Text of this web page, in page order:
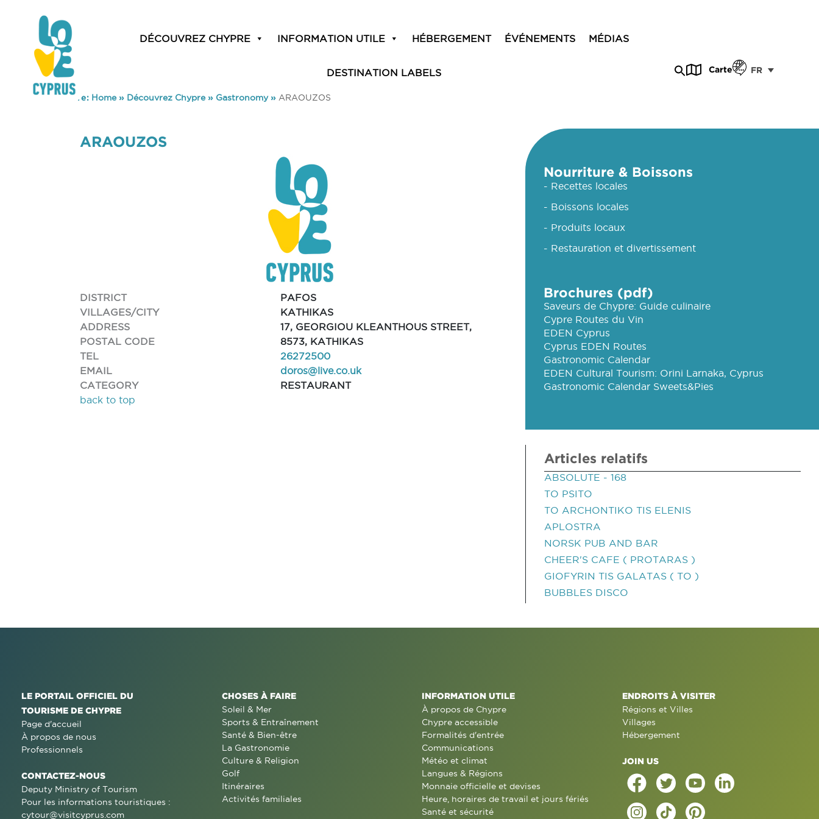
DÉCOUVREZ CHYPRE INFORMATION UTILE HÉBERGEMENT ÉVÉNEMENTS MÉDIAS
DESTINATION LABELS Carte FR
You are here: Home» Découvrez Chypre» Gastronomy» ARAOUZOS
ARAOUZOS
DISTRICT
PAFOS
VILLAGES/CITY
KATHIKAS
ADDRESS
17, GEORGIOU KLEANTHOUS STREET,
POSTAL CODE
8573, KATHIKAS
TEL
26272500
EMAIL
doros@live.co.uk
CATEGORY
RESTAURANT
back to top
Nourriture & Boissons
- Recettes locales
- Boissons locales
- Produits locaux
- Restauration et divertissement
Brochures (pdf)
Saveurs de Chypre: Guide culinaire
Cypre Routes du Vin
EDEN Cyprus
Cyprus EDEN Routes
Gastronomic Calendar
EDEN Cultural Tourism: Orini Larnaka, Cyprus
Gastronomic Calendar Sweets&Pies
Articles relatifs
ABSOLUTE - 168
TO PSITO
TO ARCHONTIKO TIS ELENIS
APLOSTRA
NORSK PUB AND BAR
CHEER'S CAFE ( PROTARAS )
GIOFYRIN TIS GALATAS ( TO )
BUBBLES DISCO
LE PORTAIL OFFICIEL DU
TOURISME DE CHYPRE
Page d'accueil
À propos de nous
Professionnels
CONTACTEZ-NOUS
Deputy Ministry of Tourism
Pour les informations touristiques :
cytour@visitcyprus.com
CHOSES À FAIRE
Soleil & Mer
Sports & Entraînement
Santé & Bien-être
La Gastronomie
Culture & Religion
Golf
Itinéraires
Activités familiales
INFORMATION UTILE
À propos de Chypre
Chypre accessible
Formalités d'entrée
Communications
Météo et climat
Langues & Régions
Monnaie officielle et devises
Heure, horaires de travail et jours fériés
Santé et sécurité
ENDROITS À VISITER
Régions et Villes
Villages
Hébergement
JOIN US